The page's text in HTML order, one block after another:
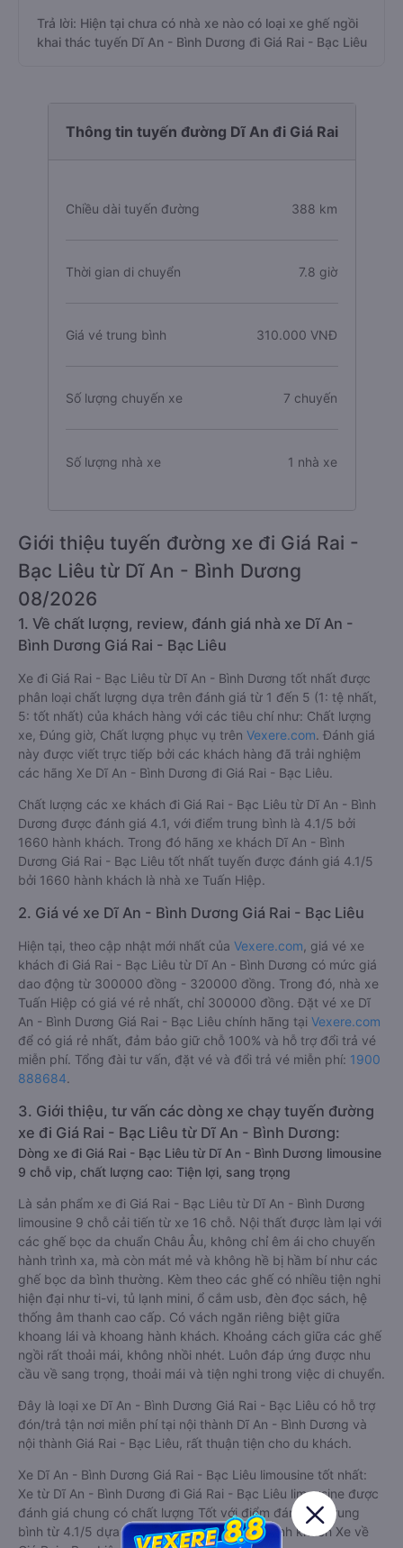
Trả lời: Hiện tại chưa có nhà xe nào có loại xe ghế ngồi
khai thác tuyến Dĩ An - Bình Dương đi Giá Rai - Bạc Liêu
Thông tin tuyến đường Dĩ An đi Giá Rai
Chiều dài tuyến đường 388 km
Thời gian di chuyển 7.8 giờ
Giá vé trung bình 310.000 VNĐ
Số lượng chuyến xe 7 chuyến
Số lượng nhà xe 1 nhà xe
Giới thiệu tuyến đường xe đi Giá Rai -
Bạc Liêu từ Dĩ An - Bình Dương
08/2026
1. Về chất lượng, review, đánh giá nhà xe Dĩ An -
Bình Dương Giá Rai - Bạc Liêu
Xe đi Giá Rai - Bạc Liêu từ Dĩ An - Bình Dương tốt nhất được
phân loại chất lượng dựa trên đánh giá từ 1 đến 5 (1: tệ nhất,
5: tốt nhất) của khách hàng với các tiêu chí như: Chất lượng
xe, Đúng giờ, Chất lượng phục vụ trên Vexere.com. Đánh giá
này được viết trực tiếp bởi các khách hàng đã trải nghiệm
các hãng Xe Dĩ An - Bình Dương đi Giá Rai - Bạc Liêu.
Chất lượng các xe khách đi Giá Rai - Bạc Liêu từ Dĩ An - Bình
Dương được đánh giá 4.1, với điểm trung bình là 4.1/5 bởi
1660 hành khách. Trong đó hãng xe khách Dĩ An - Bình
Dương Giá Rai - Bạc Liêu tốt nhất tuyến được đánh giá 4.1/5
bởi 1660 hành khách là nhà xe Tuấn Hiệp.
2. Giá vé xe Dĩ An - Bình Dương Giá Rai - Bạc Liêu
Hiện tại, theo cập nhật mới nhất của Vexere.com , giá vé xe
khách đi Giá Rai - Bạc Liêu từ Dĩ An - Bình Dương có mức giá
dao động từ 300000 đồng - 320000 đồng. Trong đó, nhà xe
Tuấn Hiệp có giá vé rẻ nhất, chỉ 300000 đồng. Đặt vé xe Dĩ
An - Bình Dương Giá Rai - Bạc Liêu chính hãng tại Vexere.com
để có giá rẻ nhất, đảm bảo giữ chỗ 100% và hỗ trợ đổi trả vé
miễn phí. Tổng đài tư vấn, đặt vé và đổi trả vé miễn phí: 1900
888684.
3. Giới thiệu, tư vấn các dòng xe chạy tuyến đường
xe đi Giá Rai - Bạc Liêu từ Dĩ An - Bình Dương:
Dòng xe đi Giá Rai - Bạc Liêu từ Dĩ An - Bình Dương limousine
9 chỗ vip, chất lượng cao: Tiện lợi, sang trọng
Là sản phẩm xe đi Giá Rai - Bạc Liêu từ Dĩ An - Bình Dương
limousine 9 chỗ cải tiến từ xe 16 chỗ. Nội thất được làm lại với
các ghế bọc da chuẩn Châu Âu, không chỉ êm ái cho chuyến
hành trình xa, mà còn mát mẻ và không hề bị hầm bí như các
ghế bọc da bình thường. Kèm theo các ghế có nhiều tiện nghi
hiện đại như ti-vi, tủ lạnh mini, ổ cắm usb, đèn đọc sách, hệ
thống âm thanh cao cấp. Có vách ngăn riêng biệt giữa
khoang lái và khoang hành khách. Khoảng cách giữa các ghế
ngồi rất thoải mái, không nhồi nhét. Luôn đáp ứng được nhu
cầu về sang trọng, thoải mái và tiện nghi trong việc di chuyển.
Đây là loại xe Dĩ An - Bình Dương Giá Rai - Bạc Liêu có hỗ trợ
đón/trả tận nơi miễn phí tại nội thành Dĩ An - Bình Dương và
nội thành Giá Rai - Bạc Liêu, rất thuận tiện cho du khách.
Xe Dĩ An - Bình Dương Giá Rai - Bạc Liêu limousine tốt nhất:
Xe từ Dĩ An - Bình Dương đi Giá Rai - Bạc Liêu limousine được
đánh giá chung có chất lượng Tốt với điểm đánh giá trung
bình từ 4.1/5 dựa trên 1660 phản hồi của hành khách Xe về